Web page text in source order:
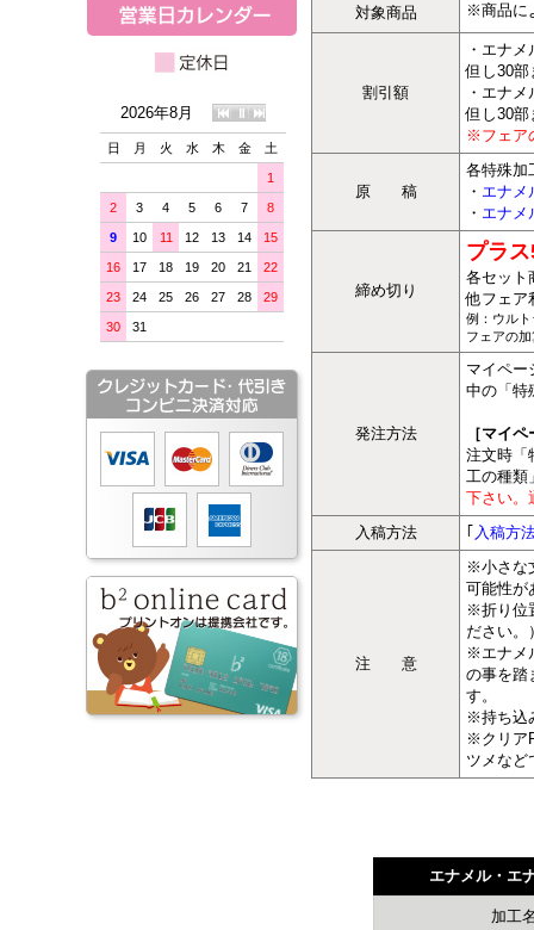
2026年8月
日 月 火 水 木 金 土
1
2 3 4 5 6 7 8
9 10 11 12 13 14 15
16 17 18 19 20 21 22
23 24 25 26 27 28 29
30 31
対象商品
※商品に
割引額
・エナ
但し30部
・エナ
但し30部
※フェア
原 稿
各特殊加
・ エナメ
・ エナメ
締め切り
プラ
各セット
他フェア
例：ウル
フェアの
発注方法
マイペー
中の「特
［マイ
注文時「
工の種類
下さい。
入稿方法
｢ 入稿方
注 意
※小さな
可能性が
※折り位
ださい。
※エナメ
の事を踏
す。
※持ち込
※クリア
ツメなど
エナメル・エ
加工